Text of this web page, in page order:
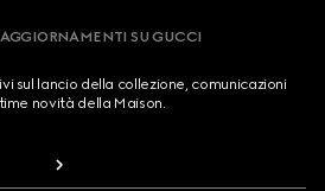
AGGIORNAMENTI SU GUCCI
sul lancio della collezione, comunicazioni
novità della Maison.